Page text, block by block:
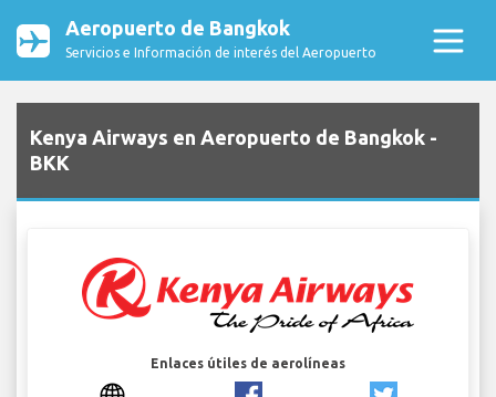
Aeropuerto de Bangkok
Servicios e Información de interés del Aeropuerto
Kenya Airways en Aeropuerto de Bangkok -
BKK
Enlaces útiles de aerolíneas